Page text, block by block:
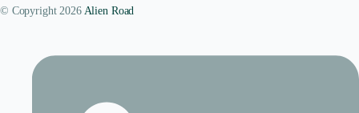
© Copyright 2026 Alien Road